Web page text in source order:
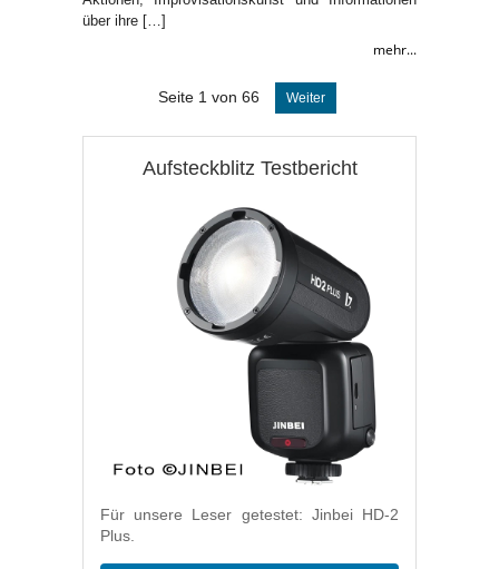
über ihre […]
mehr...
Seite 1 von 66 Weiter
Aufsteckblitz Testbericht
Für unsere Leser getestet: Jinbei HD-2
Plus.